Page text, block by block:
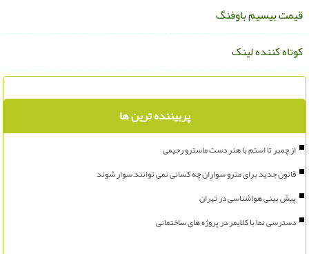
بیسیم باوفنگ
کننده لینک
پربیننده ترین ها
از چمبر تا استم با هنر دست ماسترو رحیمی
قانون جدید برای مترو سواران چه کسانی نمی توانند سوار شوند
پیش بینی هواشناسی در تهران
دسترسی نما با کلایمر در پروژه های ساختمانی